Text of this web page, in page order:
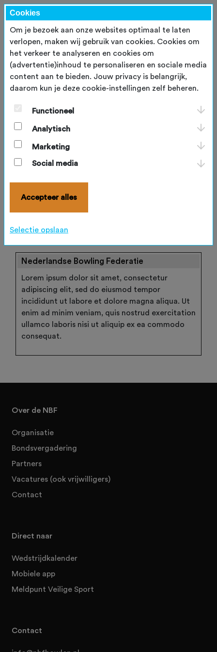
Inloggen
E-mailadres *
Blijf ingelogd
Wachtwoord vergeten
Nederlandse Bowling Federatie
Lorem ipsum dolor sit amet, consectetur
adipiscing elit, sed do eiusmod tempor
incididunt ut labore et dolore magna aliqua. Ut
enim ad minim veniam, quis nostrud exercitation
ullamco laboris nisi ut aliquip ex ea commodo
consequat.
Over de NBF
Organisatie
Bondsvergadering
Partners
Vacatures (ook vrijwilligers)
Contact
Direct naar
Wedstrijdkalender
Mobiele app
Meldpunt Veilige Sport
Contact
Cookies
Om je bezoek aan onze websites optimaal te laten
verlopen, maken wij gebruik van cookies. Cookies om
het verkeer te analyseren en cookies om
(advertentie)inhoud te personaliseren en sociale media
content aan te bieden. Jouw privacy is belangrijk,
daarom kun je deze cookie-instellingen zelf beheren.
Functioneel
Analytisch
Marketing
Social media
Accepteer alles
Selectie opslaan